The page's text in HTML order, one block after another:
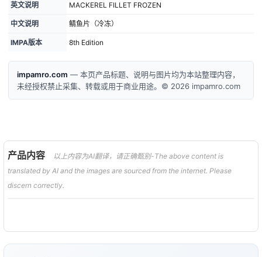
英文说明 MACKEREL FILLET FROZEN
中文说明 鲭鱼片（冷冻）
IMPA版本 8th Edition
impamro.com — 本页产品标题、说明与图片均为本站整理内容，
未经授权禁止采集、转载或用于商业用途。© 2026 impamro.com
产品内容
以上内容为AI翻译，请正确甄别-The above content is
translated by AI and the images are sourced from the internet. Please
discern correctly.